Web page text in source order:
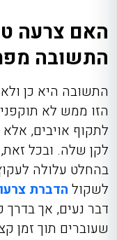
האם צרעה
התשובה
התשובה היא כן
הזו ממש לא
לתקוף אויבים,
לקן שלה. ובכל
בהחלט עלולה
לשקול הדברת
דבר נעים, אך בדרך
שעוברים תוך זמן